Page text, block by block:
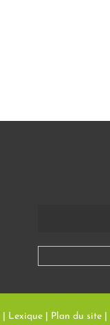
Lexique Plan du site